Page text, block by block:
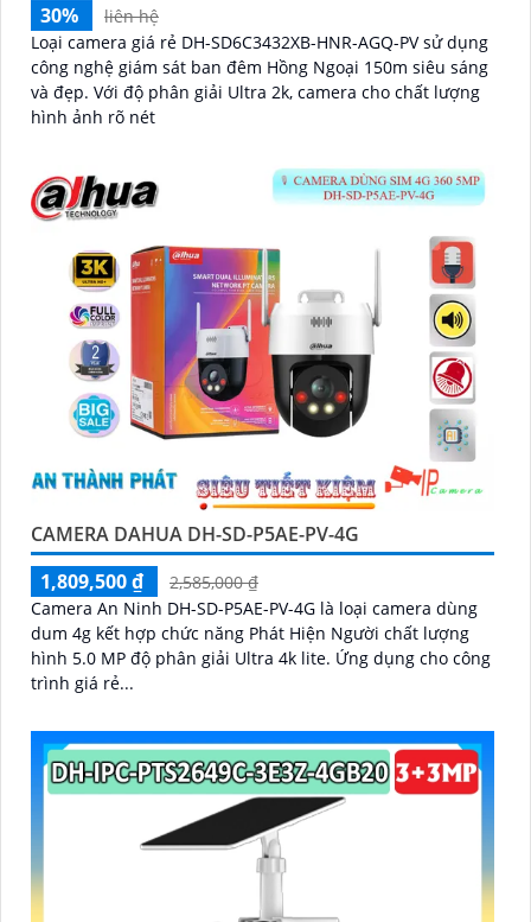
30%
liên hệ
Loại camera giá rẻ DH-SD6C3432XB-HNR-AGQ-PV sử dụng
công nghệ giám sát ban đêm Hồng Ngoại 150m siêu sáng
và đẹp. Với độ phân giải Ultra 2k, camera cho chất lượng
hình ảnh rõ nét
CAMERA DAHUA DH-SD-P5AE-PV-4G
1,809,500 ₫
2,585,000 ₫
Camera An Ninh DH-SD-P5AE-PV-4G là loại camera dùng
dum 4g kết hợp chức năng Phát Hiện Người chất lượng
hình 5.0 MP độ phân giải Ultra 4k lite. Ứng dụng cho công
trình giá rẻ...